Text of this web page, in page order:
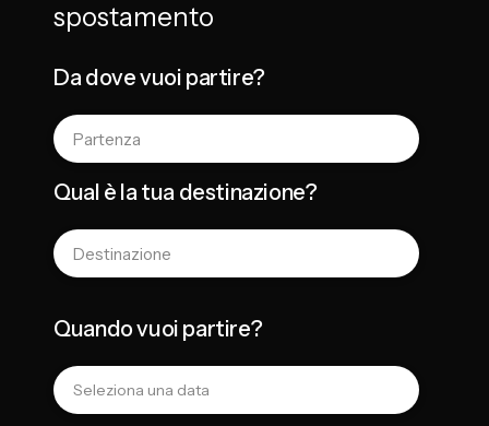
spostamento
Da dove vuoi partire?
Qual è la tua destinazione?
Quando vuoi partire?